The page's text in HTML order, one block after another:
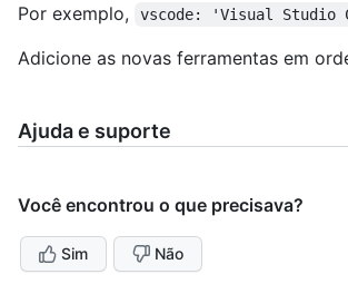
Por exemplo,
vscode: 'Visual Studio
Adicione as novas ferramentas em
Ajuda e suporte
Você encontrou o que precisava?
Sim Não